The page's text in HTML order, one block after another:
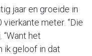
jaar en groeide in
meter. “Die
het
ik geloof in dat